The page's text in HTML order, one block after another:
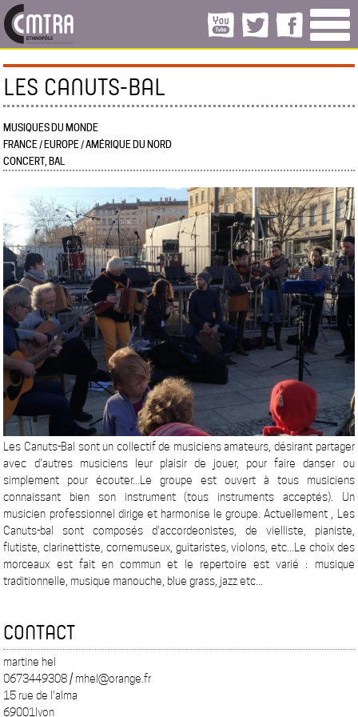
LES CANUTS-BAL
MUSIQUES DU MONDE
FRANCE / EUROPE / AMÉRIQUE DU NORD
CONCERT, BAL
Les Canuts-Bal sont un collectif de musiciens amateurs, désirant partager
avec d'autres musiciens leur plaisir de jouer, pour faire danser ou
simplement pour écouter...Le groupe est ouvert à tous musiciens
connaissant bien son instrument (tous instruments acceptés). Un
musicien professionnel dirige et harmonise le groupe. Actuellement , Les
Canuts-bal sont composés d'accordeonistes, de vielliste, pianiste,
flutiste, clarinettiste, cornemuseux, guitaristes, violons, etc...Le choix des
morceaux est fait en commun et le repertoire est varié : musique
traditionnelle, musique manouche, blue grass, jazz etc...
CONTACT
martine hel
0673449308 / mhel@orange.fr
15 rue de l'alma
69001lyon